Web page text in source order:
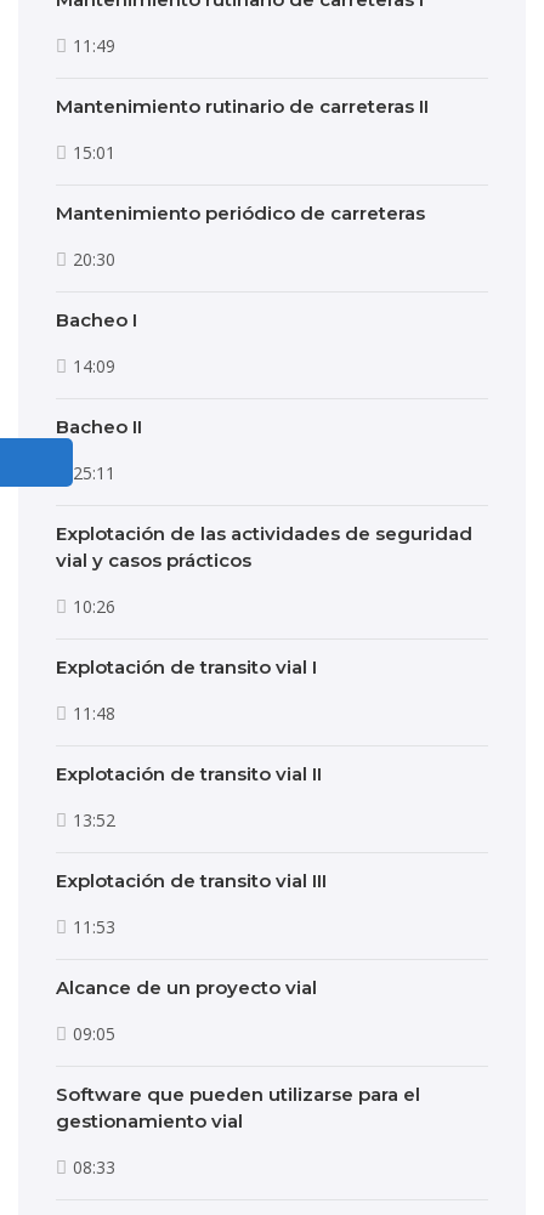
11:49
Mantenimiento rutinario de carreteras II
15:01
Mantenimiento periódico de carreteras
20:30
Bacheo I
14:09
Bacheo II
25:11
Explotación de las actividades de seguridad
vial y casos prácticos
10:26
Explotación de transito vial I
11:48
Explotación de transito vial II
13:52
Explotación de transito vial III
11:53
Alcance de un proyecto vial
09:05
Software que pueden utilizarse para el
gestionamiento vial
08:33